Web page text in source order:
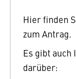
Hier finden
zum Antrag.
Es gibt auch
darüber: